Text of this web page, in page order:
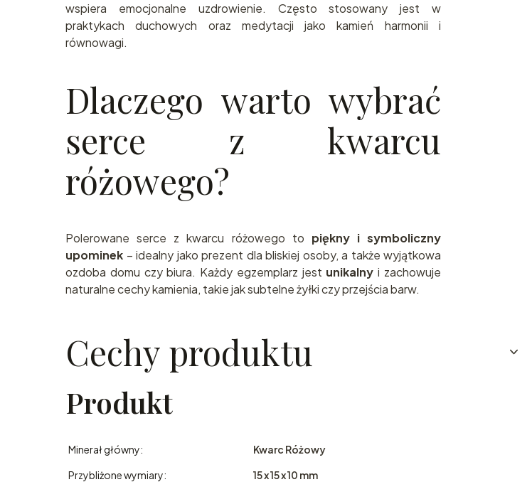
wspiera emocjonalne uzdrowienie. Często stosowany jest w
praktykach duchowych oraz medytacji jako kamień harmonii i
równowagi.
Dlaczego warto wybrać
serce z kwarcu
różowego?
Polerowane serce z kwarcu różowego to piękny i symboliczny
upominek – idealny jako prezent dla bliskiej osoby, a także wyjątkowa
ozdoba domu czy biura. Każdy egzemplarz jest unikalny i zachowuje
naturalne cechy kamienia, takie jak subtelne żyłki czy przejścia barw.
Cechy produktu
Produkt
Minerał główny:
Kwarc Różowy
Przybliżone wymiary:
15 x 15 x 10 mm